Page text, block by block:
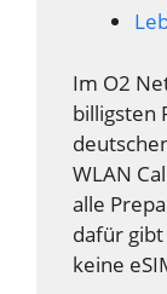
Im O2
billigsten
WLAN
alle
dafür
keine